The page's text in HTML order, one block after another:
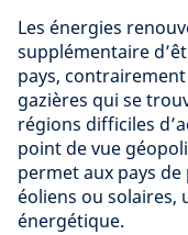
Les énergies
supplémentaire
pays,
gazières qui se
régions difficiles
point de vue
permet aux pays
éoliens ou solaires,
énergétique.